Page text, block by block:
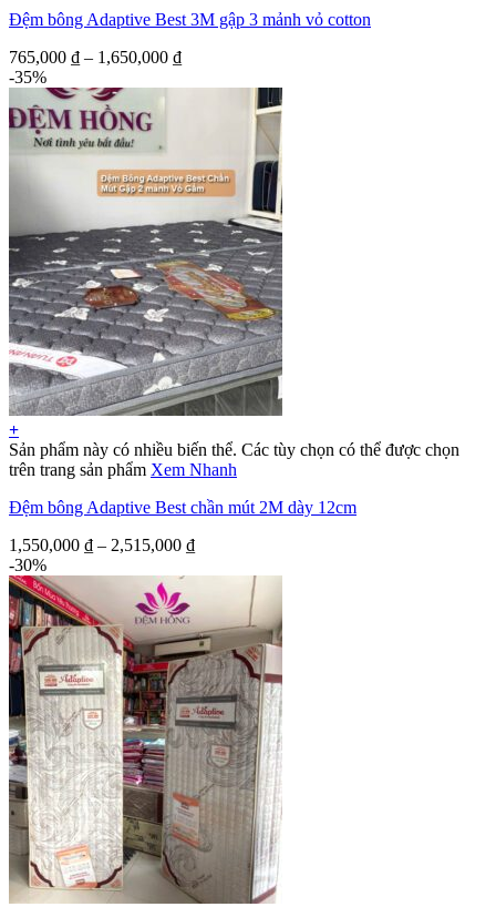
Đệm bông Adaptive Best 3M gập 3 mảnh vỏ cotton
765,000 ₫ – 1,650,000 ₫
-35%
+
Sản phẩm này có nhiều biến thể. Các tùy chọn có thể được chọn
trên trang sản phẩm Xem Nhanh
Đệm bông Adaptive Best chần mút 2M dày 12cm
1,550,000 ₫ – 2,515,000 ₫
-30%